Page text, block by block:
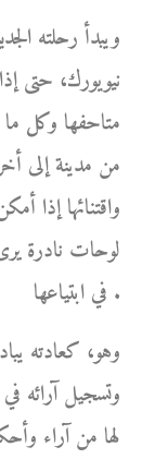
ويبدأ رحلته
نيويورك، حتى
متاحفها وكل ما
من مدينة إلى
واقتنائها إذا
لوحات نادرة
في ابتياعها .
وهو، كعادته
وتسجيل آرائه
لها من آراء